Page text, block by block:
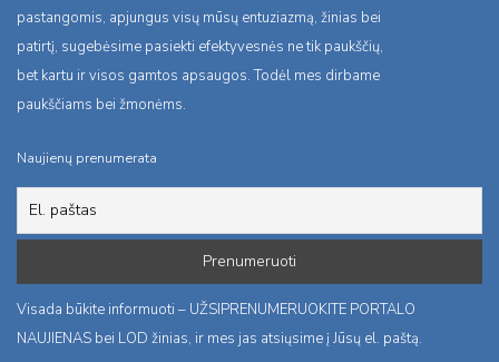
pastangomis, apjungus visų mūsų entuziazmą, žinias bei
patirtį, sugebėsime pasiekti efektyvesnės ne tik paukščių,
bet kartu ir visos gamtos apsaugos. Todėl mes dirbame
paukščiams bei žmonėms.
Naujienų prenumerata
Visada būkite informuoti – UŽSIPRENUMERUOKITE PORTALO
NAUJIENAS bei LOD žinias, ir mes jas atsiųsime į Jūsų el. paštą.